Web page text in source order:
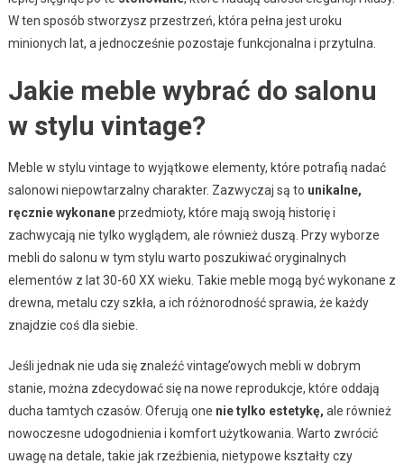
W ten sposób stworzysz przestrzeń, która pełna jest uroku
minionych lat, a jednocześnie pozostaje funkcjonalna i przytulna.
Jakie meble wybrać do salonu
w stylu vintage?
Meble w stylu vintage to wyjątkowe elementy, które potrafią nadać
salonowi niepowtarzalny charakter. Zazwyczaj są to unikalne,
ręcznie wykonaneprzedmioty, które mają swoją historię i
zachwycają nie tylko wyglądem, ale również duszą. Przy wyborze
mebli do salonu w tym stylu warto poszukiwać oryginalnych
elementów z lat 30-60 XX wieku. Takie meble mogą być wykonane z
drewna, metalu czy szkła, a ich różnorodność sprawia, że każdy
znajdzie coś dla siebie.
Jeśli jednak nie uda się znaleźć vintage’owych mebli w dobrym
stanie, można zdecydować się na nowe reprodukcje, które oddają
ducha tamtych czasów. Oferują one nie tylko estetykę, ale również
nowoczesne udogodnienia i komfort użytkowania. Warto zwrócić
uwagę na detale, takie jak rzeźbienia, nietypowe kształty czy